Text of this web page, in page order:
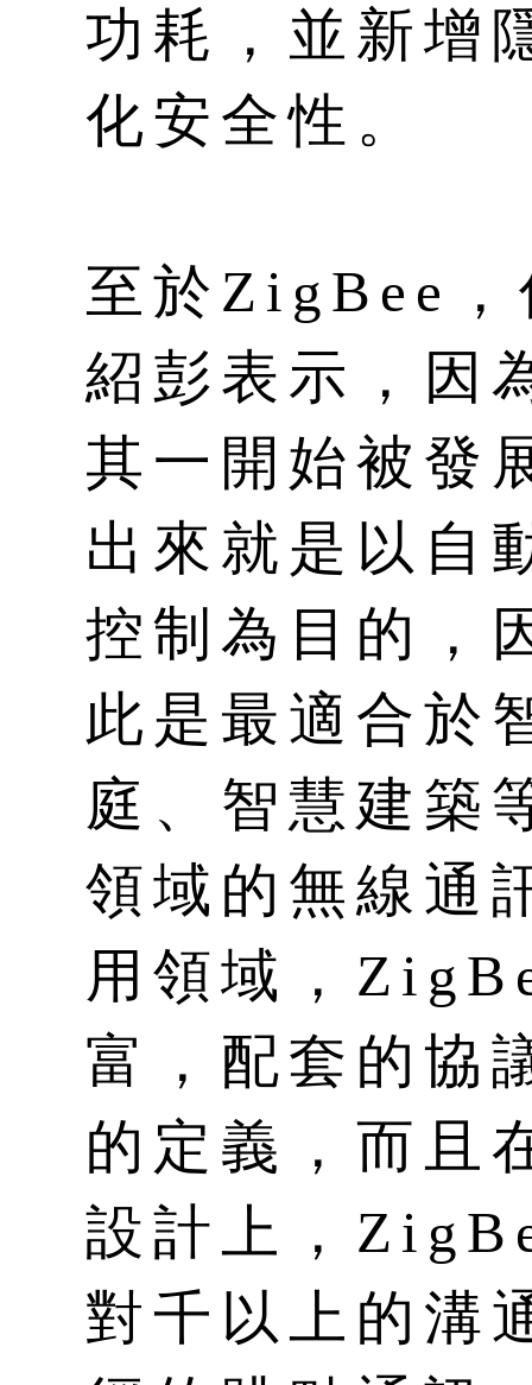
功耗，並新增
化安全性。
至於ZigBee，
紹彭表示，因
其一開始被發
出來就是以自
控制為目的，
此是最適合於
庭、智慧建築
領域的無線通
用領域，
富，配套的協
的定義，而且
設計上，
對千以上的溝